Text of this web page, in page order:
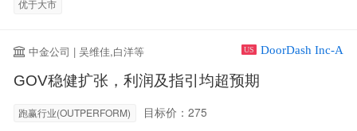
优于大市
中金公司 | 吴维佳,白洋等 US DoorDash Inc-A
GOV稳健扩张，利润及指引均超预期
跑赢行业(OUTPERFORM) 目标价：275